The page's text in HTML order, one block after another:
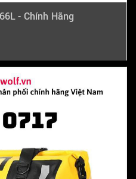
- Chính Hãng